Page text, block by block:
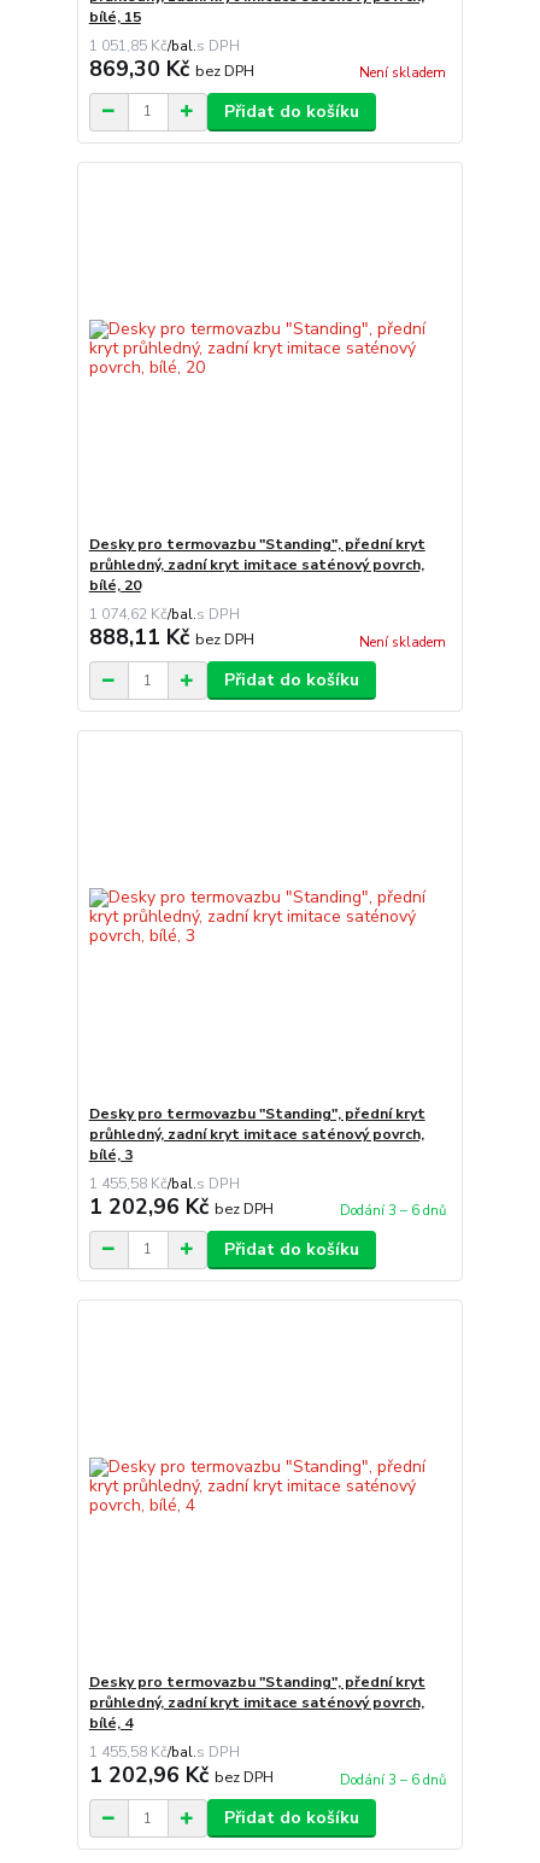
bílé, 15
1 051,85 Kč/bal.
869,30 Kč bez DPH Není skladem
Přidat do košíku
Desky pro termovazbu "Standing", přední kryt
průhledný, zadní kryt imitace saténový povrch,
bílé, 20
1 074,62 Kč/bal.
888,11 Kč bez DPH Není skladem
Přidat do košíku
Desky pro termovazbu "Standing", přední kryt
průhledný, zadní kryt imitace saténový povrch,
bílé, 3
1 455,58 Kč/bal.
1 202,96 Kč bez DPH Dodání 3 – 6 dnů
Přidat do košíku
Desky pro termovazbu "Standing", přední kryt
průhledný, zadní kryt imitace saténový povrch,
bílé, 4
1 455,58 Kč/bal.
1 202,96 Kč bez DPH Dodání 3 – 6 dnů
Přidat do košíku